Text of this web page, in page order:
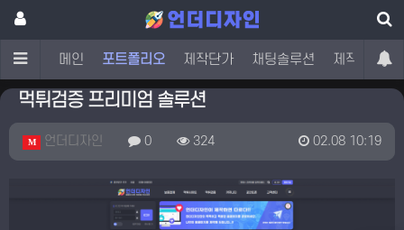
메인 포트폴리오 제작단가 채팅솔루션 제작문의
먹튀검증 프리미엄 솔루션
M 언더디자인 0 324 02.08 10:19